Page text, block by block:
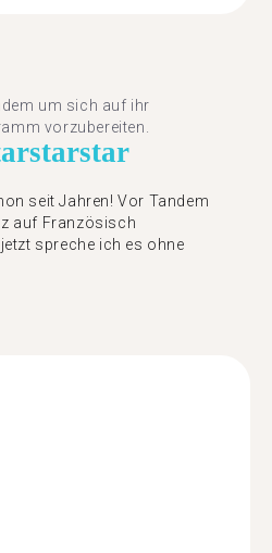
um sich auf ihr
vorzubereiten.
starstar
seit Jahren! Vor Tandem
auf Französisch
spreche ich es ohne